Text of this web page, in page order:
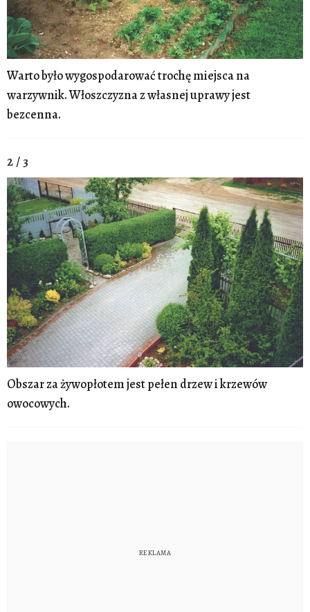
Warto było wygospodarować trochę miejsca na
warzywnik. Włoszczyzna z własnej uprawy jest
bezcenna.
2 / 3
Obszar za żywopłotem jest pełen drzew i krzewów
owocowych.